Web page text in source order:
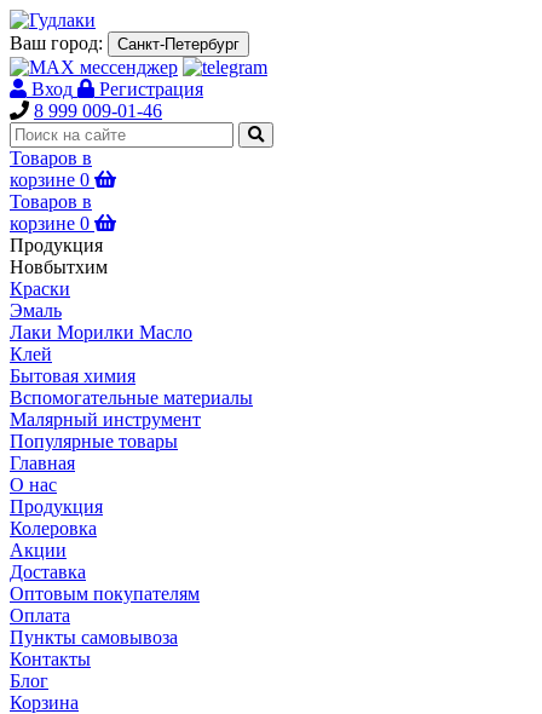
Ваш город: Санкт-Петербург
Вход
Регистрация
8 999 009-01-46
Товаров в
корзине 0
Товаров в
корзине 0
Продукция
Новбытхим
Краски
Эмаль
Лаки Морилки Масло
Клей
Бытовая химия
Вспомогательные материалы
Малярный инструмент
Популярные товары
Главная
О нас
Продукция
Колеровка
Акции
Доставка
Оптовым покупателям
Оплата
Пункты самовывоза
Контакты
Блог
Корзина